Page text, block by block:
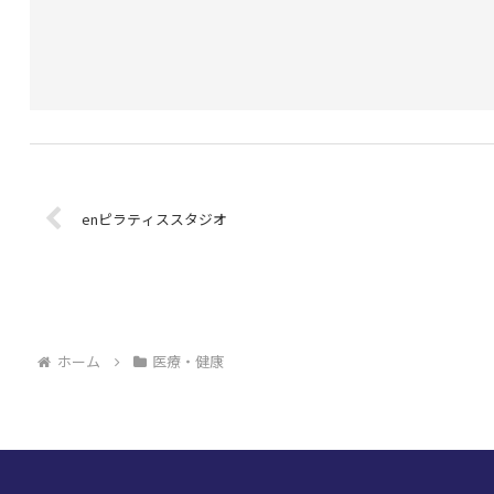
enピラティススタジオ
ホーム 医療・健康